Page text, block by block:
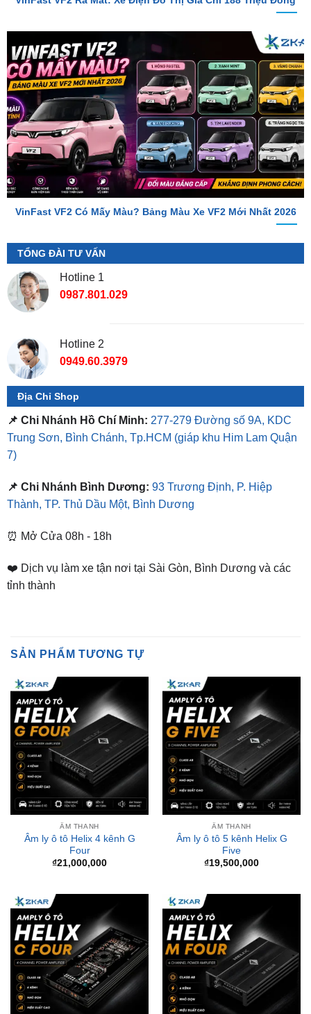
VinFast VF2 Có Mấy Màu? Bảng Màu Xe VF2 Mới Nhất 2026
TỔNG ĐÀI TƯ VẤN
Hotline 1
0987.801.029
Địa Chỉ Shop
📌 Chi Nhánh Hồ Chí Minh: 277-279 Đường số 9A, KDC
Trung Sơn, Bình Chánh, Tp.HCM
7)
📌 Chi Nhánh Bình Dương:
⏰ Mở Cửa 08h - 18h
❤️ Dịch vụ làm xe tận nơi tại Sài Gòn, Bình Dương và các
ÂM THANH
Âm ly ô tô Helix 4 kênh G
Four
21,000,000
ÂM THANH
Âm ly ô tô 5 kênh Helix G
Five
19,500,000
ÂM THANH ÂM THANH